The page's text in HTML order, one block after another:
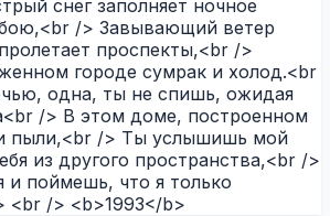
снег заполняет ночное
/> Завывающий ветер
проспекты,<br />
городе сумрак и холод.<br
одна, ты не спишь, ожидая
/> В этом доме, построенном
пыли,<br /> Ты услышишь мой
из другого пространства,<br />
поймешь, что я только
<br /> <b>1993</b>